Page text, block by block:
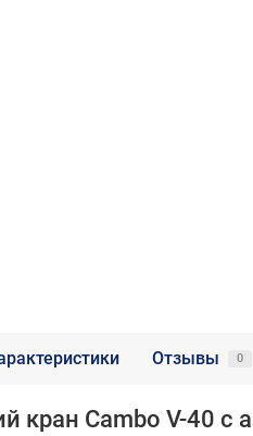
Отзывы 0
кран Cambo V-40